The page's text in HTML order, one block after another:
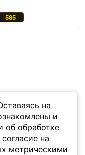
на
и
об обработке
согласие на
метрическими